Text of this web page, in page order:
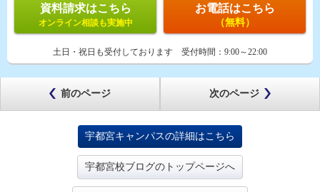
資料請求はこちら
オンライン相談も実施中
お電話はこちら
（無料）
土日・祝日も受付しております 受付時間： 9:00～22:00
前のページ 次のページ
宇都宮キャンパスの詳細はこちら
宇都宮校ブログのトップページへ